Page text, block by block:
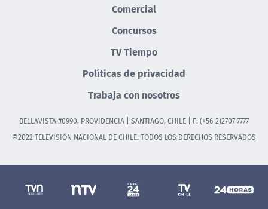
Comercial
Concursos
TV Tiempo
Políticas de privacidad
Trabaja con nosotros
BELLAVISTA #0990, PROVIDENCIA | SANTIAGO, CHILE | F: (+56-2)2707 7777
©2022 TELEVISIÓN NACIONAL DE CHILE. TODOS LOS DERECHOS RESERVADOS